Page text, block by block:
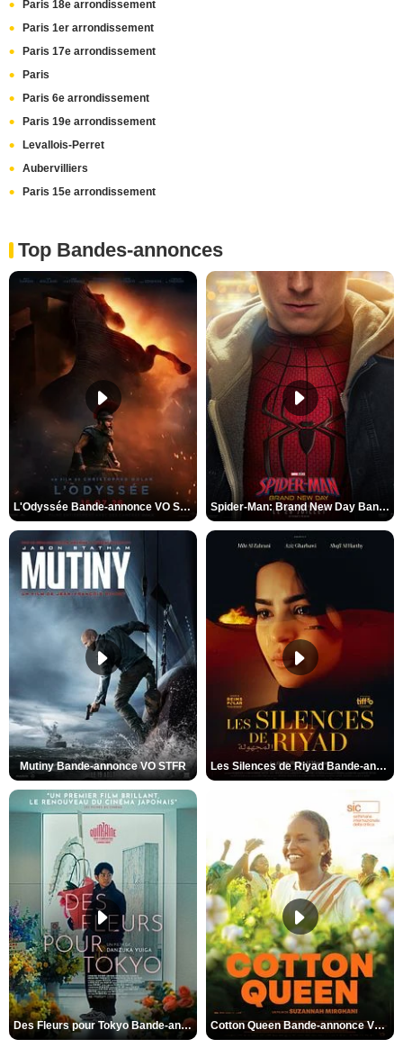
Paris 18e arrondissement
Paris 1er arrondissement
Paris 17e arrondissement
Paris
Paris 6e arrondissement
Paris 19e arrondissement
Levallois-Perret
Aubervilliers
Paris 15e arrondissement
Top Bandes-annonces
L'Odyssée Bande-annonce VO STFR Spider-Man: Brand New Day Bande-annonce VO STFR
Mutiny Bande-annonce VO STFR Les Silences de Riyad Bande-annonce VO STFR
Des Fleurs pour Tokyo Bande-annonce VO STFR Cotton Queen Bande-annonce VO STFR